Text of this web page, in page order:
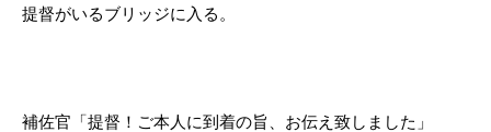
提督がいるブリッジに入る。
補佐官「提督！ご本人に到着の旨、お伝え致しました」